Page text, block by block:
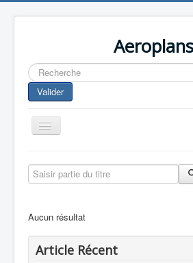
Aeroplans
Rechercher
Valider
Toggle
Navigation
Aviation Commerciale
Europespace
Saisir partie du titre
Aucun résultat
Article Récent